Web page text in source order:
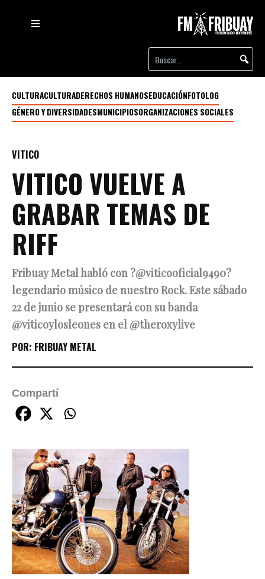
CULTURACULTURADERECHOS HUMANOSEDUCACIÓNFOTOLOG
GÉNERO Y DIVERSIDADESMUNICIPIOSORGANIZACIONES SOCIALES
VITICO
VITICO VUELVE A
GRABAR TEMAS DE
RIFF
Fribuay Metal habló con ?@viticooficial9490?
legendario músico de nuestro Rock. Este sábado
22 de junio se presentará con su banda
@viticoylosleones en el @theroxylive
POR: FRIBUAY METAL
Compartí